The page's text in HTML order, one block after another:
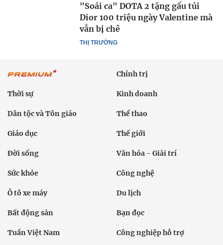
THỊ TRƯỜNG
"Soái ca" DOTA 2 tặng gấu túi
Dior 100 triệu ngày Valentine mà
vẫn bị chê
Chính trị
Thời sự Kinh doanh
Dân tộc và Tôn giáo Thể thao
Giáo dục Thế giới
Đời sống Văn hóa - Giải trí
Sức khỏe Công nghệ
Ô tô xe máy Du lịch
Bất động sản Bạn đọc
Tuần Việt Nam Công nghiệp hỗ trợ